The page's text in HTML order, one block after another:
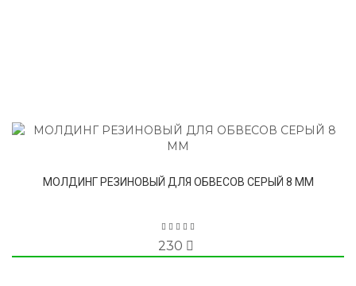
МОЛДИНГ РЕЗИНОВЫЙ ДЛЯ ОБВЕСОВ СЕРЫЙ 8 ММ
230